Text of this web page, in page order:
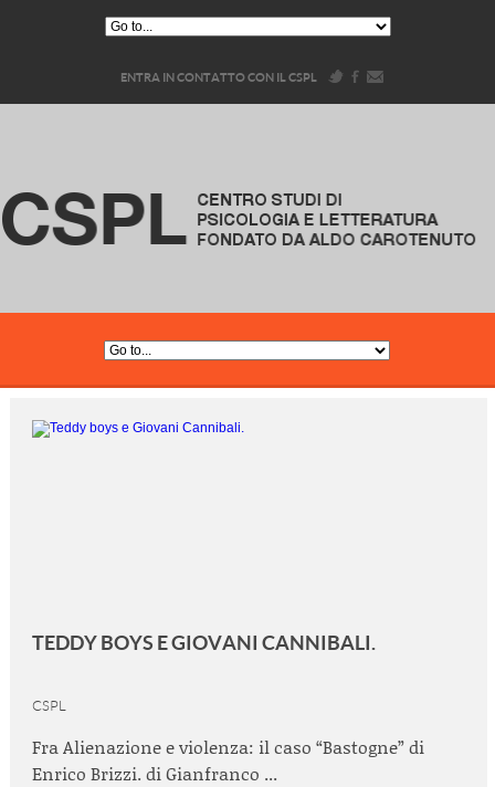
ENTRA IN CONTATTO CON IL CSPL
TEDDY BOYS E GIOVANI CANNIBALI.
CSPL
Fra Alienazione e violenza: il caso “Bastogne” di
Enrico Brizzi. di Gianfranco ...